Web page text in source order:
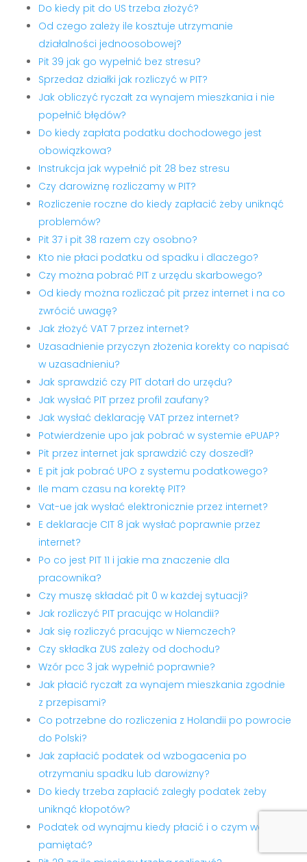
Do kiedy pit do US trzeba złożyć?
Od czego zależy ile kosztuje utrzymanie
działalności jednoosobowej?
Pit 39 jak go wypełnić bez stresu?
Sprzedaż działki jak rozliczyć w PIT?
Jak obliczyć ryczałt za wynajem mieszkania i nie
popełnić błędów?
Do kiedy zapłata podatku dochodowego jest
obowiązkowa?
Instrukcja jak wypełnić pit 28 bez stresu
Czy darowiznę rozliczamy w PIT?
Rozliczenie roczne do kiedy zapłacić żeby uniknąć
problemów?
Pit 37 i pit 38 razem czy osobno?
Kto nie płaci podatku od spadku i dlaczego?
Czy można pobrać PIT z urzędu skarbowego?
Od kiedy można rozliczać pit przez internet i na co
zwrócić uwagę?
Jak złożyć VAT 7 przez internet?
Uzasadnienie przyczyn złożenia korekty co napisać
w uzasadnieniu?
Jak sprawdzić czy PIT dotarł do urzędu?
Jak wysłać PIT przez profil zaufany?
Jak wysłać deklarację VAT przez internet?
Potwierdzenie upo jak pobrać w systemie ePUAP?
Pit przez internet jak sprawdzić czy doszedł?
E pit jak pobrać UPO z systemu podatkowego?
Ile mam czasu na korektę PIT?
Vat-ue jak wysłać elektronicznie przez internet?
E deklaracje CIT 8 jak wysłać poprawnie przez
internet?
Po co jest PIT 11 i jakie ma znaczenie dla
pracownika?
Czy muszę składać pit 0 w każdej sytuacji?
Jak rozliczyć PIT pracując w Holandii?
Jak się rozliczyć pracując w Niemczech?
Czy składka ZUS zależy od dochodu?
Wzór pcc 3 jak wypełnić poprawnie?
Jak płacić ryczałt za wynajem mieszkania zgodnie
z przepisami?
Co potrzebne do rozliczenia z Holandii po powrocie
do Polski?
Jak zapłacić podatek od wzbogacenia po
otrzymaniu spadku lub darowizny?
Do kiedy trzeba zapłacić zaległy podatek żeby
uniknąć kłopotów?
Podatek od wynajmu kiedy płacić i o czym warto
pamiętać?